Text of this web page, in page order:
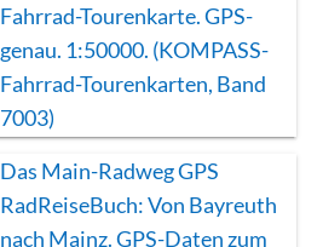
Fahrrad-Tourenkarte. GPS-
genau. 1:50000. (KOMPASS-
Fahrrad-Tourenkarten, Band
7003)
Das Main-Radweg GPS
RadReiseBuch: Von Bayreuth
nach Mainz. GPS-Daten zum